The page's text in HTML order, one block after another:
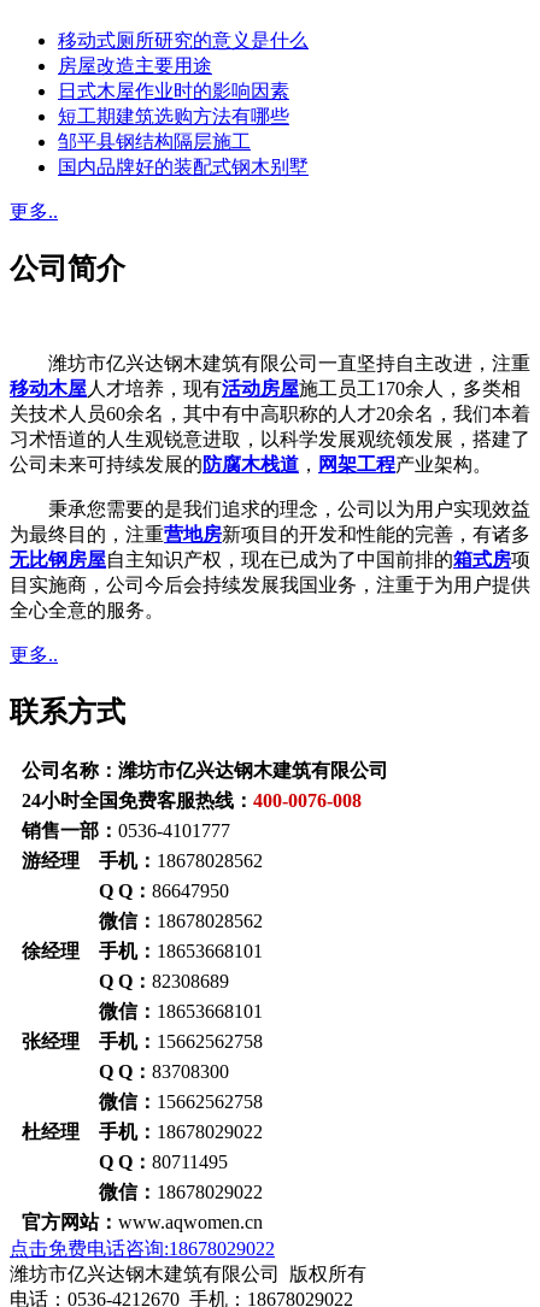
移动式厕所研究的意义是什么
房屋改造主要用途
日式木屋作业时的影响因素
短工期建筑选购方法有哪些
邹平县钢结构隔层施工
国内品牌好的装配式钢木别墅
更多..
公司简介
潍坊市亿兴达钢木建筑有限公司一直坚持自主改进，注重
移动木屋人才培养，现有活动房屋施工员工170余人，多类相
关技术人员60余名，其中有中高职称的人才20余名，我们本着
习术悟道的人生观锐意进取，以科学发展观统领发展，搭建了
公司未来可持续发展的 防腐木栈道 ， 网架工程产业架构。
秉承您需要的是我们追求的理念，公司以为用户实现效益
为最终目的，注重营地房新项目的开发和性能的完善，有诸多
无比钢房屋自主知识产权，现在已成为了中国前排的箱式房项
目实施商，公司今后会持续发展我国业务，注重于为用户提供
全心全意的服务。
更多..
联系方式
公司名称：潍坊市亿兴达钢木建筑有限公司
24小时全国免费客服热线： 400-0076-008
销售一部： 0536-4101777
游经理 手机： 18678028562
Q Q： 86647950
微信： 18678028562
徐经理 手机： 18653668101
Q Q： 82308689
微信： 18653668101
张经理 手机： 15662562758
Q Q： 83708300
微信： 15662562758
杜经理 手机： 18678029022
Q Q： 80711495
微信： 18678029022
官方网站： www.aqwomen.cn
点击免费电话咨询:18678029022
潍坊市亿兴达钢木建筑有限公司 版权所有
电话：0536-4212670 手机：18678029022